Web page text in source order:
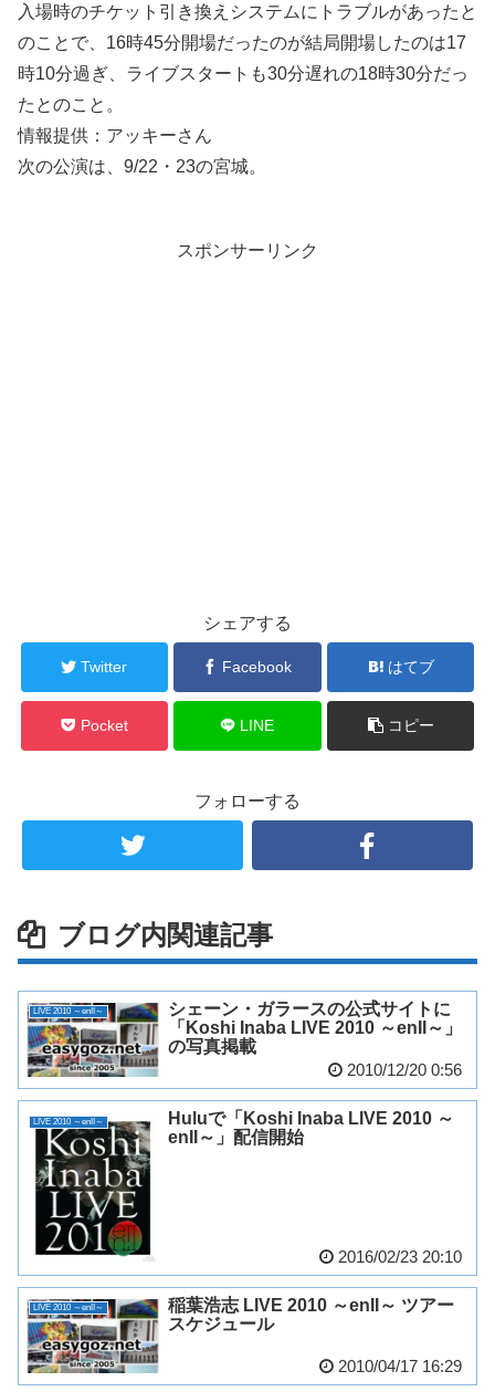
入場時のチケット引き換えシステムにトラブルがあったと
のことで、16時45分開場だったのが結局開場したのは17
時10分過ぎ、ライブスタートも30分遅れの18時30分だっ
たとのこと。
情報提供：アッキーさん
次の公演は、9/22・23の宮城。
スポンサーリンク
シェアする
Twitter Facebook はてブ
Pocket LINE コピー
フォローする
ブログ内関連記事
LIVE 2010 ～enII～
シェーン・ガラースの公式サイトに
「Koshi Inaba LIVE 2010 ～enII～」
の写真掲載
2010/12/20 0:56
LIVE 2010 ～enII～
Huluで「Koshi Inaba LIVE 2010 ～
enII～」配信開始
2016/02/23 20:10
LIVE 2010 ～enII～
稲葉浩志 LIVE 2010 ～enII～ ツアー
スケジュール
2010/04/17 16:29